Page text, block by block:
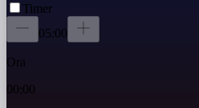
Timer
05:00
Ora
00:00